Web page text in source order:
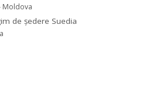
Moldova
de şedere Suedia